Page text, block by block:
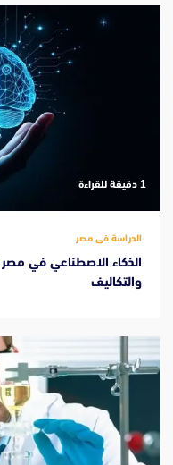
‫1 دقيقة للقراءة
الدراسة فى مصر
والتكاليف